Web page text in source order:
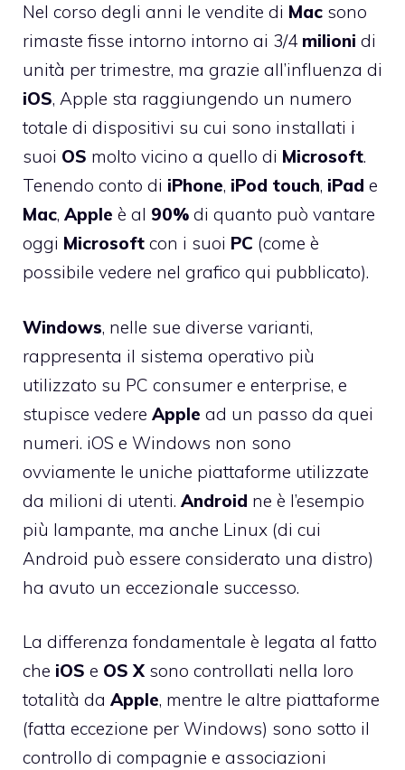
Nel corso degli anni le vendite di Mac sono
rimaste fisse intorno intorno ai 3/4 milioni di
unità per trimestre, ma grazie all’influenza di
iOS, Apple sta raggiungendo un numero
totale di dispositivi su cui sono installati i
suoi OS molto vicino a quello di Microsoft.
Tenendo conto di iPhone, iPod touch, iPad e
Mac, Apple è al 90% di quanto può vantare
oggi Microsoft con i suoi PC (come è
possibile vedere nel grafico qui pubblicato).
Windows, nelle sue diverse varianti,
rappresenta il sistema operativo più
utilizzato su PC consumer e enterprise, e
stupisce vedere Apple ad un passo da quei
numeri. iOS e Windows non sono
ovviamente le uniche piattaforme utilizzate
da milioni di utenti. Android ne è l’esempio
più lampante, ma anche Linux (di cui
Android può essere considerato una distro)
ha avuto un eccezionale successo.
La differenza fondamentale è legata al fatto
che iOS e OS X sono controllati nella loro
totalità da Apple, mentre le altre piattaforme
(fatta eccezione per Windows) sono sotto il
controllo di compagnie e associazioni